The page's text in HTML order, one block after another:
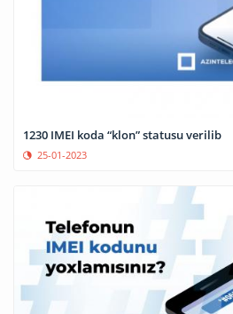
1230 IMEI koda “klon” statusu verilib
25-01-2023